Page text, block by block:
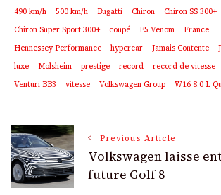
490 km/h
500 km/h Bugatti Chiron
Chiron SS 300+
Chiron Super Sport 300+
coupé F5 Venom
France
Hennessey Performance
hypercar Jamais Contente
luxe
Molsheim prestige record record de vitesse
Venturi BB3
vitesse Volkswagen Group W16 8.0 L
Post
Navigation
Previous Article
Volkswagen laisse
future Golf 8